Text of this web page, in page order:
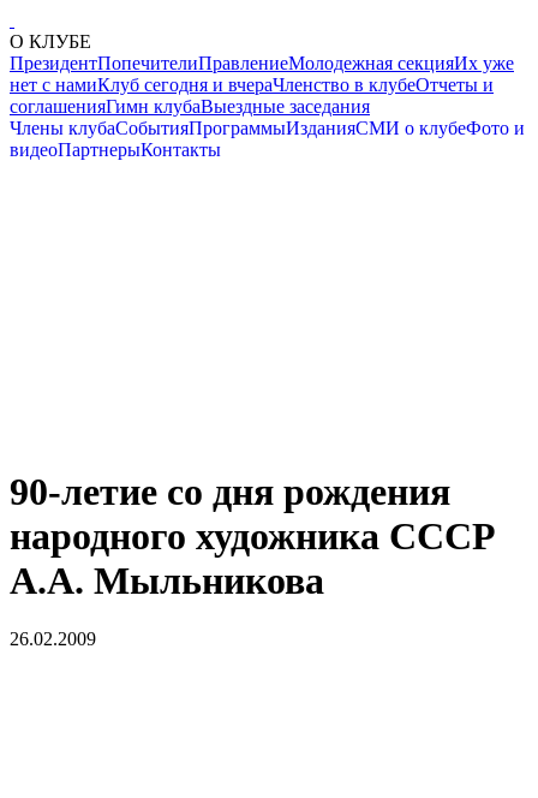
О КЛУБЕ
ПрезидентПопечителиПравлениеМолодежная секцияИх уже
нет с намиКлуб сегодня и вчераЧленство в клубеОтчеты и
соглашенияГимн клубаВыездные заседания
Члены клубаСобытияПрограммыИзданияСМИ о клубеФото и
видеоПартнерыКонтакты
90-летие со дня рождения
народного художника СССР
А.А. Мыльникова
26.02.2009